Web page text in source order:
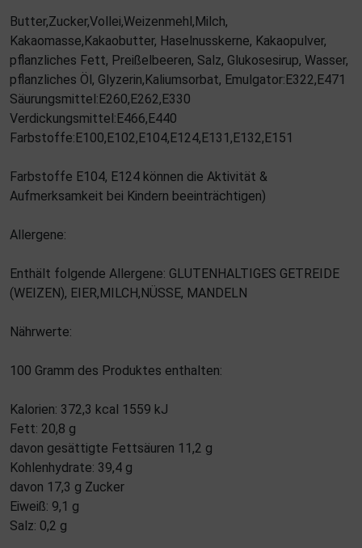
Butter,Zucker,Vollei,Weizenmehl,Milch,
Kakaomasse,Kakaobutter, Haselnusskerne, Kakaopulver,
pflanzliches Fett, Preißelbeeren, Salz, Glukosesirup, Wasser,
pflanzliches Öl, Glyzerin,Kaliumsorbat, Emulgator:E322,E471
Säurungsmittel:E260,E262,E330
Verdickungsmittel:E466,E440
Farbstoffe:E100,E102,E104,E124,E131,E132,E151
Farbstoffe E104, E124 können die Aktivität &
Aufmerksamkeit bei Kindern beeinträchtigen)
Allergene:
Enthält folgende Allergene: GLUTENHALTIGES GETREIDE
(WEIZEN), EIER,MILCH,NÜSSE, MANDELN
Nährwerte:
100 Gramm des Produktes enthalten:
Kalorien: 372,3 kcal 1559 kJ
Fett: 20,8 g
davon gesättigte Fettsäuren 11,2 g
Kohlenhydrate: 39,4 g
davon 17,3 g Zucker
Eiweiß: 9,1 g
Salz: 0,2 g